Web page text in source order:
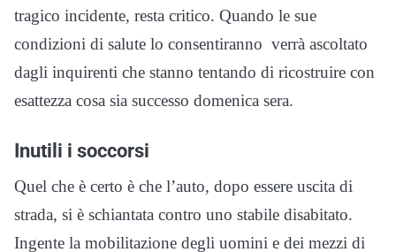
tragico incidente, resta critico. Quando le sue
condizioni di salute lo consentiranno verrà ascoltato
dagli inquirenti che stanno tentando di ricostruire con
esattezza cosa sia successo domenica sera.
Inutili i soccorsi
Quel che è certo è che l’auto, dopo essere uscita di
strada, si è schiantata contro uno stabile disabitato.
Ingente la mobilitazione degli uomini e dei mezzi di